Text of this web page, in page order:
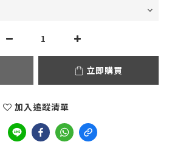
立即購買
加入追蹤清單